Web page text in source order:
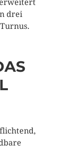
drei